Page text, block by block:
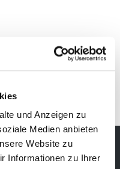
und Anzeigen zu
Medien anbieten
Website zu
Informationen zu Ihrer